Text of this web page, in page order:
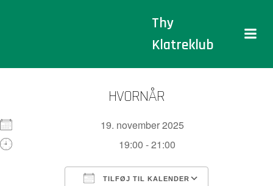
Thy
Klatreklub
HVORNÅR
19. november 2025
19:00 - 21:00
TILFØJ TIL KALENDER